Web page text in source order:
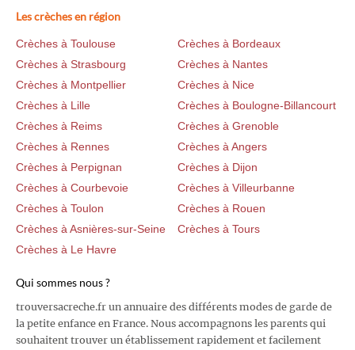
Les crèches en région
Crèches à Toulouse
Crèches à Bordeaux
Crèches à Strasbourg
Crèches à Nantes
Crèches à Montpellier
Crèches à Nice
Crèches à Lille
Crèches à Boulogne-Billancourt
Crèches à Reims
Crèches à Grenoble
Crèches à Rennes
Crèches à Angers
Crèches à Perpignan
Crèches à Dijon
Crèches à Courbevoie
Crèches à Villeurbanne
Crèches à Toulon
Crèches à Rouen
Crèches à Asnières-sur-Seine
Crèches à Tours
Crèches à Le Havre
Qui sommes nous ?
trouversacreche.fr un annuaire des différents modes de garde de
la petite enfance en France. Nous accompagnons les parents qui
souhaitent trouver un établissement rapidement et facilement